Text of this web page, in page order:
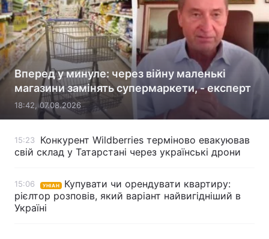
Вперед у минуле: через війну маленькі
магазини замінять супермаркети, - експерт
18:42, 07.08.2026
15:23
Конкурент Wildberries терміново евакуював
свій склад у Татарстані через українські дрони
15:06 УНІАН
Купувати чи орендувати квартиру:
рієлтор розповів, який варіант найвигідніший в
Україні